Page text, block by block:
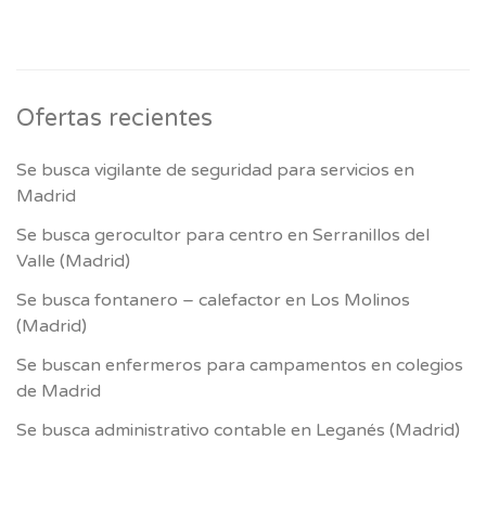
Ofertas recientes
Se busca vigilante de seguridad para servicios en
Madrid
Se busca gerocultor para centro en Serranillos del
Valle (Madrid)
Se busca fontanero – calefactor en Los Molinos
(Madrid)
Se buscan enfermeros para campamentos en colegios
de Madrid
Se busca administrativo contable en Leganés (Madrid)